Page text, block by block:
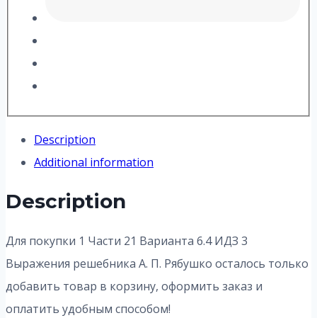
Description
Additional information
Description
Для покупки 1 Части 21 Варианта 6.4 ИДЗ 3
Выражения решебника А. П. Рябушко осталось только
добавить товар в корзину, оформить заказ и
оплатить удобным способом!